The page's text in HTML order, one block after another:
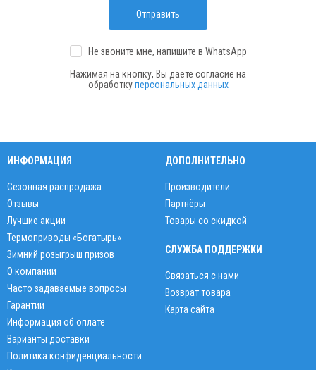
Отправить
Не звоните мне, напишите в WhatsApp
Нажимая на кнопку, Вы даете согласие на
обработкуперсональных данных
ИНФОРМАЦИЯ
Сезонная распродажа
Отзывы
Лучшие акции
Термоприводы «Богатырь»
Зимний розыгрыш призов
О компании
Часто задаваемые вопросы
Гарантии
Информация об оплате
Варианты доставки
Политика конфиденциальности
ДОПОЛНИТЕЛЬНО
Производители
Партнёры
Товары со скидкой
СЛУЖБА ПОДДЕРЖКИ
Связаться с нами
Возврат товара
Карта сайта